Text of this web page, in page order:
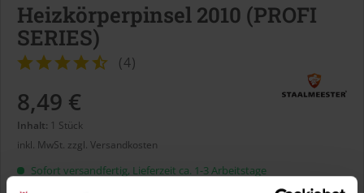
Heizkörperpinsel 2010 (PROFI
SERIES)
(4)
8,49 €
Inhalt: 1 Stück
inkl. MwSt. zzgl. Versandkosten
Sofort versandfertig, Lieferzeit ca. 1-3 Arbeitstage